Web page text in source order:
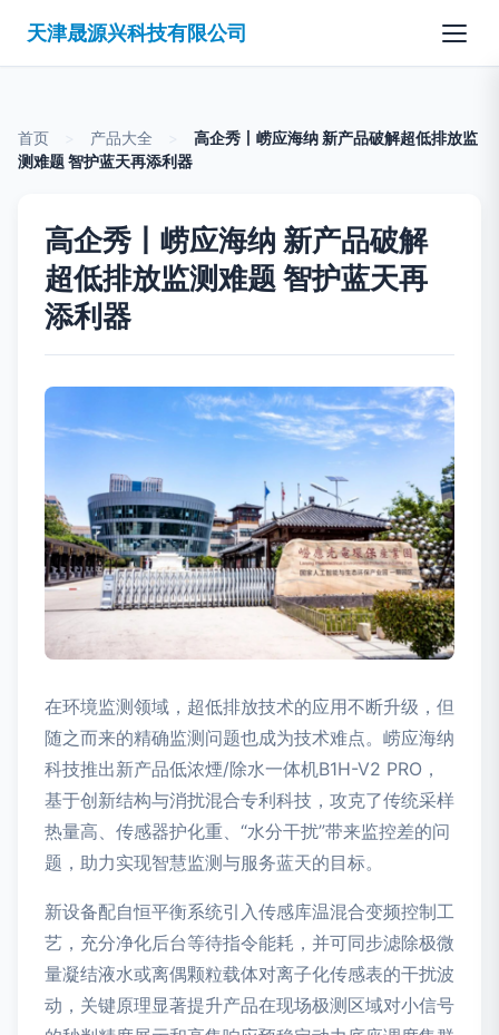
天津晟源兴科技有限公司
首页 产品大全
高企秀丨崂应海纳 新产品破解超低排放监
测难题 智护蓝天再添利器
高企秀丨崂应海纳 新产品破解
超低排放监测难题 智护蓝天再
添利器
在环境监测领域，超低排放技术的应用不断升级，但
随之而来的精确监测问题也成为技术难点。崂应海纳
科技推出新产品低浓煙/除水一体机B1H-V2 PRO，
基于创新结构与消扰混合专利科技，攻克了传统采样
热量高、传感器护化重、“水分干扰”带来监控差的问
题，助力实现智慧监测与服务蓝天的目标。
新设备配自恒平衡系统引入传感库温混合变频控制工
艺，充分净化后台等待指令能耗，并可同步滤除极微
量凝结液水或离偶颗粒载体对离子化传感表的干扰波
动，关键原理显著提升产品在现场极测区域对小信号